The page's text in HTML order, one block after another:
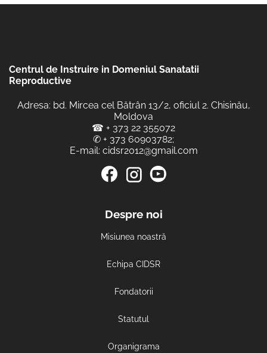
Centrul de Instruire in Domeniul Sanatatii
Reproductive
Adresa: bd. Mircea cel Bătrân 13/2, oficiul 2. Chisinău,
Moldova
☎ + 373 22 355072
✆ + 373 60903782;
E-mail: cidsr2012@gmail.com
Despre noi
Misiunea noastră
Echipa CIDSR
Fondatorii
Statutul
Organigrama